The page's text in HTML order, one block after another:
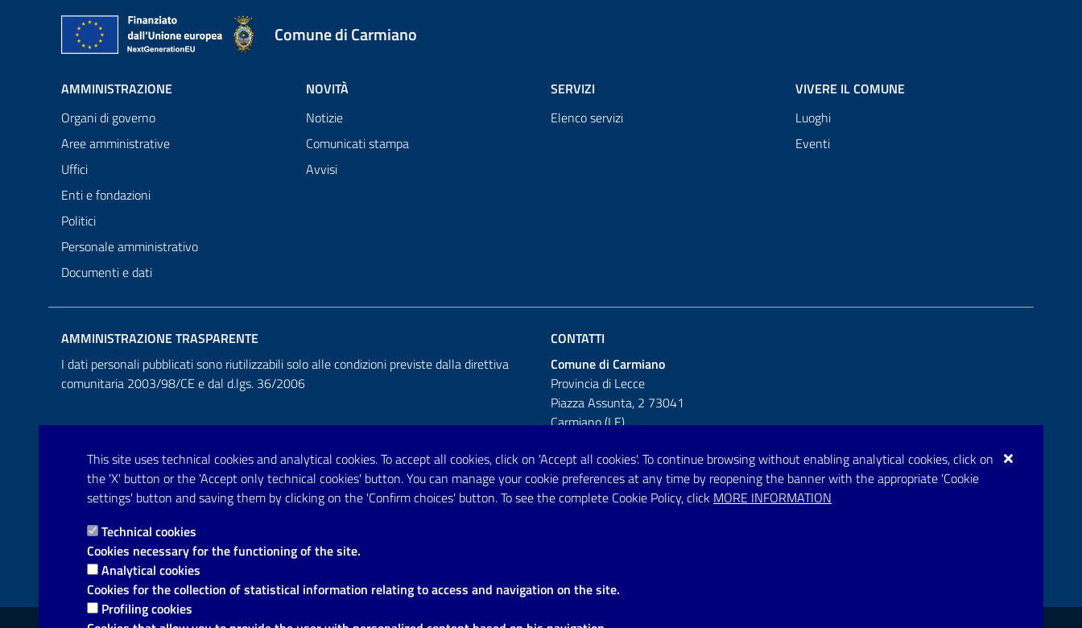
This site uses technical cookies and analytical cookies. To accept all cookies, click on 'Accept all cookies'. To continue browsing without enabling analytical cookies, click on
the 'X' button or the 'Accept only technical cookies' button. You can manage your cookie preferences at any time by reopening the banner with the appropriate 'Cookie
settings' button and saving them by clicking on the 'Confirm choices' button. To see the complete Cookie Policy, click MORE INFORMATION
Technical cookies
Cookies necessary for the functioning of the site.
Analytical cookies
Cookies for the collection of statistical information relating to access and navigation on the site.
Profiling cookies
Comune di Carmiano
AMMINISTRAZIONE
Organi di governo
Aree amministrative
Uffici
Enti e fondazioni
Politici
Personale amministrativo
Documenti e dati
NOVITÀ
Notizie
Comunicati stampa
Avvisi
SERVIZI
Elenco servizi
VIVERE IL COMUNE
Luoghi
Eventi
AMMINISTRAZIONE TRASPARENTE
I dati personali pubblicati sono riutilizzabili solo alle condizioni previste dalla direttiva
comunitaria 2003/98/CE e dal d.lgs. 36/2006
CONTATTI
Comune di Carmiano
Provincia di Lecce
Piazza Assunta, 2 73041
Carmiano (LE)
Telefono: 0832 600001
Posta Elettronica Certificata: